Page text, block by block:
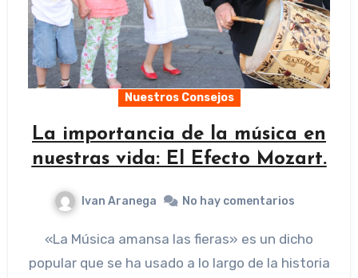
Nuestros Consejos
La importancia de la música en
nuestras vida: El Efecto Mozart.
Ivan Aranega No hay comentarios
«La Música amansa las fieras» es un dicho
popular que se ha usado a lo largo de la historia